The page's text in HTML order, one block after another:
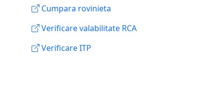
Cumpara rovinieta
Verificare valabilitate RCA
Verificare ITP